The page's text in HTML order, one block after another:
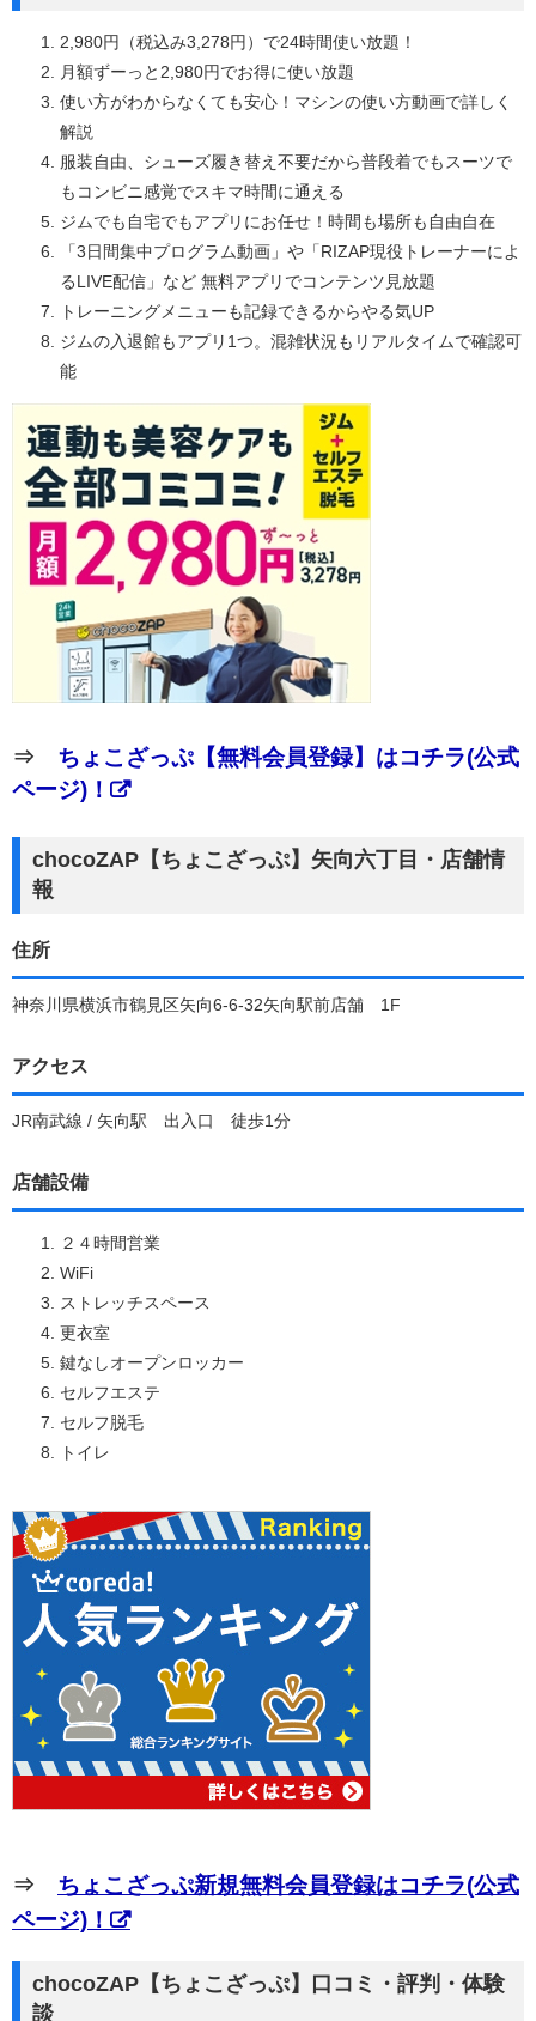
2,980円（税込み3,278円）で24時間使い放題！
月額ずーっと2,980円でお得に使い放題
使い方がわからなくても安心！マシンの使い方動画で詳しく
解説
服装自由、シューズ履き替え不要だから普段着でもスーツで
もコンビニ感覚でスキマ時間に通える
ジムでも自宅でもアプリにお任せ！時間も場所も自由自在
「3日間集中プログラム動画」や「RIZAP現役トレーナーによ
るLIVE配信」など 無料アプリでコンテンツ見放題
トレーニングメニューも記録できるからやる気UP
ジムの入退館もアプリ1つ。混雑状況もリアルタイムで確認可
能
⇒ ちょこざっぷ【無料会員登録】はコチラ(公式
ページ)！
chocoZAP【ちょこざっぷ】矢向六丁目・店舗情
報
住所
神奈川県横浜市鶴見区矢向6-6-32矢向駅前店舗 1F
アクセス
JR南武線 / 矢向駅 出入口 徒歩1分
店舗設備
２４時間営業
WiFi
ストレッチスペース
更衣室
鍵なしオープンロッカー
セルフエステ
セルフ脱毛
トイレ
⇒ ちょこざっぷ新規無料会員登録はコチラ(公式
ページ)！
chocoZAP【ちょこざっぷ】口コミ・評判・体験
談